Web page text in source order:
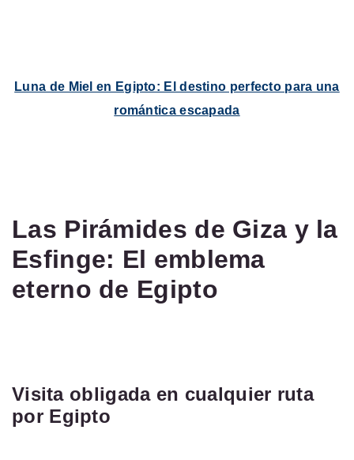
Luna de Miel en Egipto: El destino perfecto para una
romántica escapada
Las Pirámides de Giza y la
Esfinge: El emblema
eterno de Egipto
Visita obligada en cualquier ruta
por Egipto